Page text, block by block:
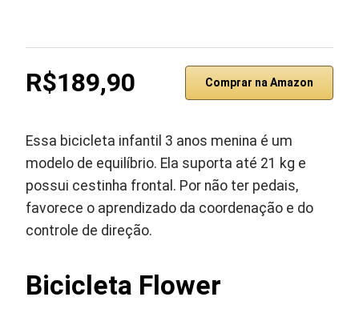
R$189,90 Comprar na Amazon
Essa bicicleta infantil 3 anos menina é um
modelo de equilíbrio. Ela suporta até 21 kg e
possui cestinha frontal. Por não ter pedais,
favorece o aprendizado da coordenação e do
controle de direção.
Bicicleta Flower